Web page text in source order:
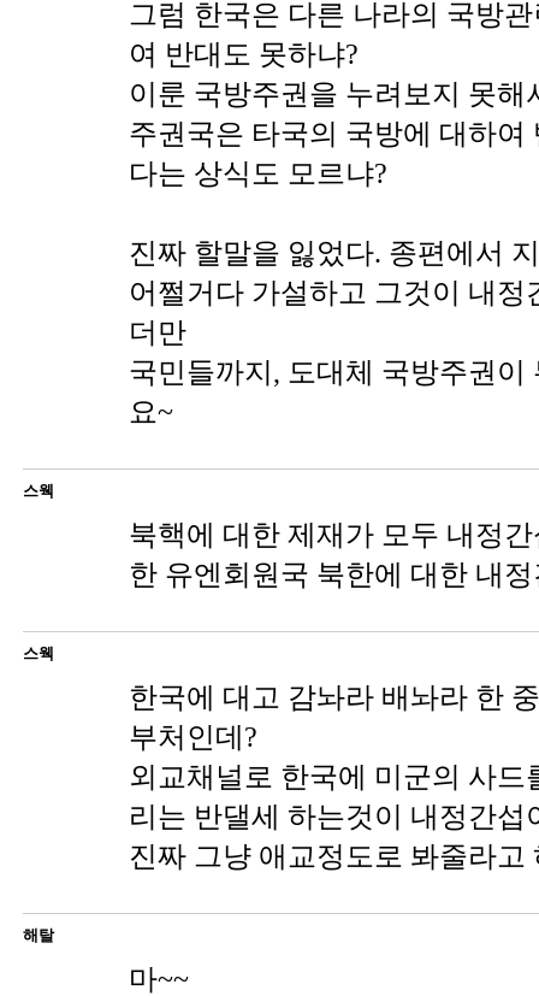
그럼 한국은 다른 나라의 국방
여 반대도 못하냐?
이룬 국방주권을 누려보지 못해
주권국은 타국의 국방에 대하여
다는 상식도 모르냐?
진짜 할말을 잃었다. 종편에서
어쩔거다 가설하고 그것이 내정
더만
국민들까지, 도대체 국방주권이
요~
스웩
북핵에 대한 제재가 모두 내정
한 유엔회원국 북한에 대한 내정
스웩
한국에 대고 감놔라 배놔라 한
부처인데?
외교채널로 한국에 미군의 사드
리는 반댈세 하는것이 내정간섭
진짜 그냥 애교정도로 봐줄라고
해탈
마~~